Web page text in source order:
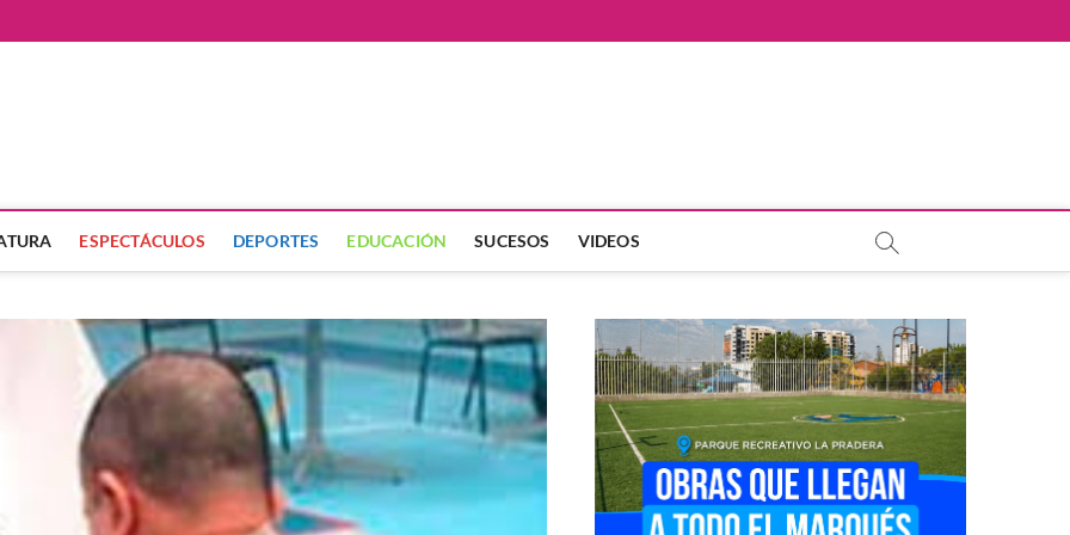
ESPECTÁCULOS DEPORTES EDUCACIÓN SUCESOS VIDEOS